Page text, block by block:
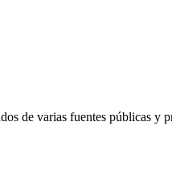
de varias fuentes públicas y